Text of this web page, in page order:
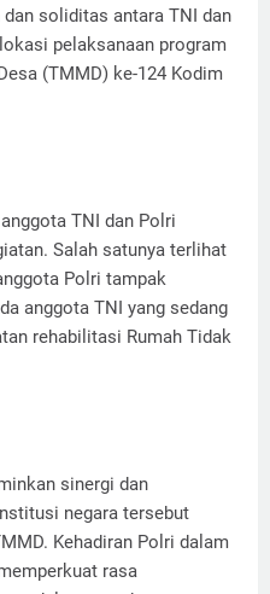
dan soliditas antara TNI dan
pelaksanaan program
(TMMD) ke-124 Kodim
TNI dan Polri
Salah satunya terlihat
Polri tampak
anggota TNI yang sedang
rehabilitasi Rumah Tidak
sinergi dan
negara tersebut
Kehadiran Polri dalam
rasa